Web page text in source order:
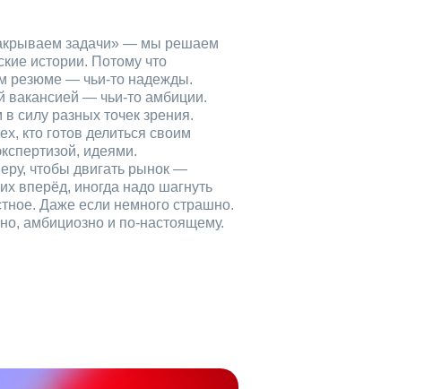
задачи» — мы решаем
истории. Потому что
резюме — чьи‑то надежды.
вакансией — чьи‑то амбиции.
силу разных точек зрения.
кто готов делиться своим
идеями.
чтобы двигать рынок —
вперёд, иногда надо шагнуть
Даже если немного страшно.
амбициозно и по‑настоящему.